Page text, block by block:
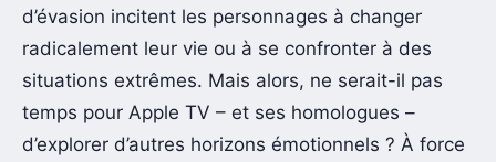
d’évasion incitent les personnages à changer
radicalement leur vie ou à se confronter à des
situations extrêmes. Mais alors, ne serait-il pas
temps pour Apple TV – et ses homologues –
d’explorer d’autres horizons émotionnels ? À force